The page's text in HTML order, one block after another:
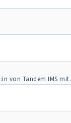
von Tandem IMS mit.